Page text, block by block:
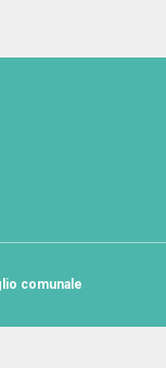
comunale